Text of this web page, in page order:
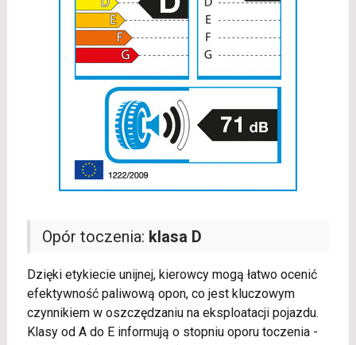
Opór toczenia: klasa D
Dzięki etykiecie unijnej, kierowcy mogą łatwo ocenić
efektywność paliwową opon, co jest kluczowym
czynnikiem w oszczędzaniu na eksploatacji pojazdu.
Klasy od A do E informują o stopniu oporu toczenia -